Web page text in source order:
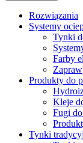
Rozwiązania
Systemy
Tynki
Farby
Produkty do
Kleje
Fugi
Tynki